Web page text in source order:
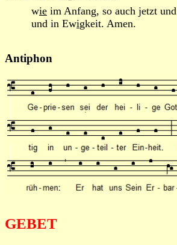
wie im Anfang, so auch jetzt und
und in Ewigkeit. Amen.
Antiphon
GEBET